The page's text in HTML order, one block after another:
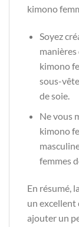
kimono
Soyez
kimono
sous-
de soie.
Ne vous
kimono
femmes
En résumé,
un excellent
ajouter un